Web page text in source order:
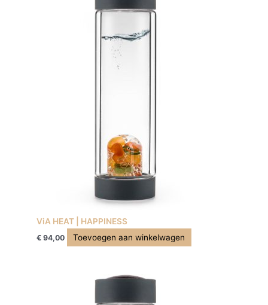
ViA HEAT | HAPPINESS
€ 94,00 Toevoegen aan winkelwagen